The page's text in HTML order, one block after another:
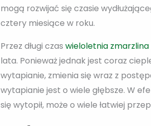
mogą rozwijać się czasie
cztery miesiące w roku.
Przez długi czas wieloletnia zmarzlina
lata. Ponieważ jednak jest coraz
wytapianie, zmienia się wraz z
wytapianie jest o wiele głębsze. W
się wytopił, może o wiele łatwiej